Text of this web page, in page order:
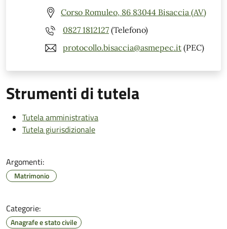
Corso Romuleo, 86 83044 Bisaccia (AV)
0827 1812127 (Telefono)
protocollo.bisaccia@asmepec.it (PEC)
Strumenti di tutela
Tutela amministrativa
Tutela giurisdizionale
Argomenti:
Matrimonio
Categorie:
Anagrafe e stato civile